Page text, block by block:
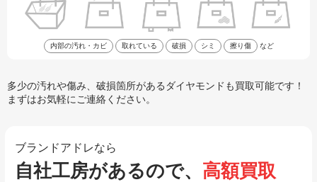
内部の汚れ・カビ 取れている 破損 シミ 擦り傷 など
多少の汚れや傷み、破損箇所があるダイヤモンドも買取可能です！
まずはお気軽にご連絡ください。
ブランドアドレなら
自社工房があるので、 高額買取